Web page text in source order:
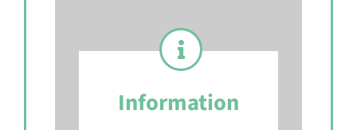
Information